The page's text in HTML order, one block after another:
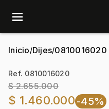
menu
Inicio/Dijes/0810016020
Ref. 0810016020
$ 2.655.000
$ 1.460.000 -45%